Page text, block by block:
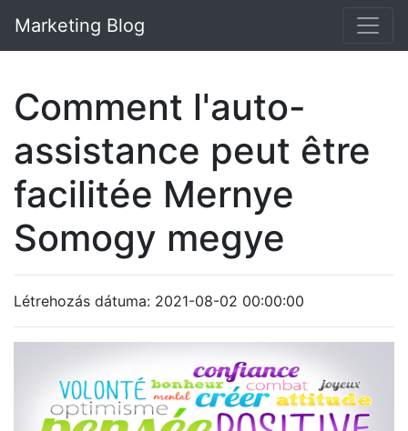
Marketing Blog
Comment l'auto-
assistance peut être
facilitée Mernye
Somogy megye
Létrehozás dátuma: 2021-08-02 00:00:00